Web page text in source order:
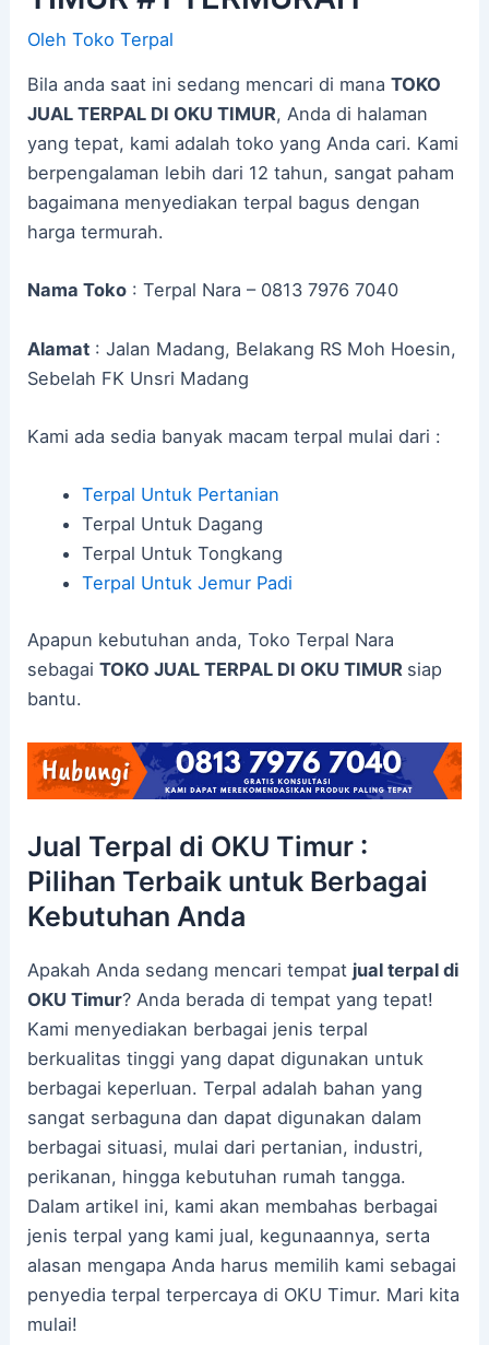
OlehToko Terpal
Bila anda saat ini sedang mencari di manaTOKO
JUAL TERPAL DI OKU TIMUR, Anda di halaman
yang tepat, kami adalah toko yang Anda cari. Kami
berpengalaman lebih dari 12 tahun, sangat paham
bagaimana menyediakan terpal bagus dengan
harga termurah.
Nama Toko : Terpal Nara – 0813 7976 7040
Alamat : Jalan Madang, Belakang RS Moh Hoesin,
Sebelah FK Unsri Madang
Kami ada sedia banyak macam terpal mulai dari :
Terpal Untuk Pertanian
Terpal Untuk Dagang
Terpal Untuk Tongkang
Terpal Untuk Jemur Padi
Apapun kebutuhan anda, Toko Terpal Nara
sebagaiTOKO JUAL TERPAL DI OKU TIMUR siap
bantu.
Jual Terpal di OKU Timur :
Pilihan Terbaik untuk Berbagai
Kebutuhan Anda
Apakah Anda sedang mencari tempat jual terpal di
OKU Timur? Anda berada di tempat yang tepat!
Kami menyediakan berbagai jenis terpal
berkualitas tinggi yang dapat digunakan untuk
berbagai keperluan. Terpal adalah bahan yang
sangat serbaguna dan dapat digunakan dalam
berbagai situasi, mulai dari pertanian, industri,
perikanan, hingga kebutuhan rumah tangga.
Dalam artikel ini, kami akan membahas berbagai
jenis terpal yang kami jual, kegunaannya, serta
alasan mengapa Anda harus memilih kami sebagai
penyedia terpal terpercaya di OKU Timur. Mari kita
mulai!